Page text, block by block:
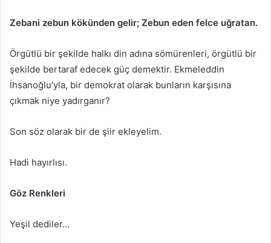
Zebani zebun kökünden gelir; Zebun eden felce uğratan.
Örgütlü bir şekilde halkı din adına sömürenleri, örgütlü bir
şekilde bertaraf edecek güç demektir. Ekmeleddin
İhsanoğlu’yla, bir demokrat olarak bunların karşısına
çıkmak niye yadırganır?
Son söz olarak bir de şiir ekleyelim.
Hadi hayırlısı.
Göz Renkleri
Yeşil dediler…